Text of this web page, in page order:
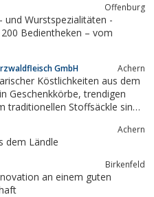
Offenburg
und Wurstspezialitäten -
Bedientheken – vom
GmbH Achern
Köstlichkeiten aus dem
trendigen
traditionellen Stoffsäckle sind
Dankeschön. Ob
Achern
dem Ländle
Birkenfeld
an einem guten